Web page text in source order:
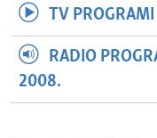
TV PROGRAMI
RADIO
2008.